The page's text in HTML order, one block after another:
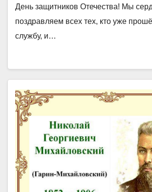
День защитников Отечества! Мы
поздравляем всех тех, кто уже
службу, и…